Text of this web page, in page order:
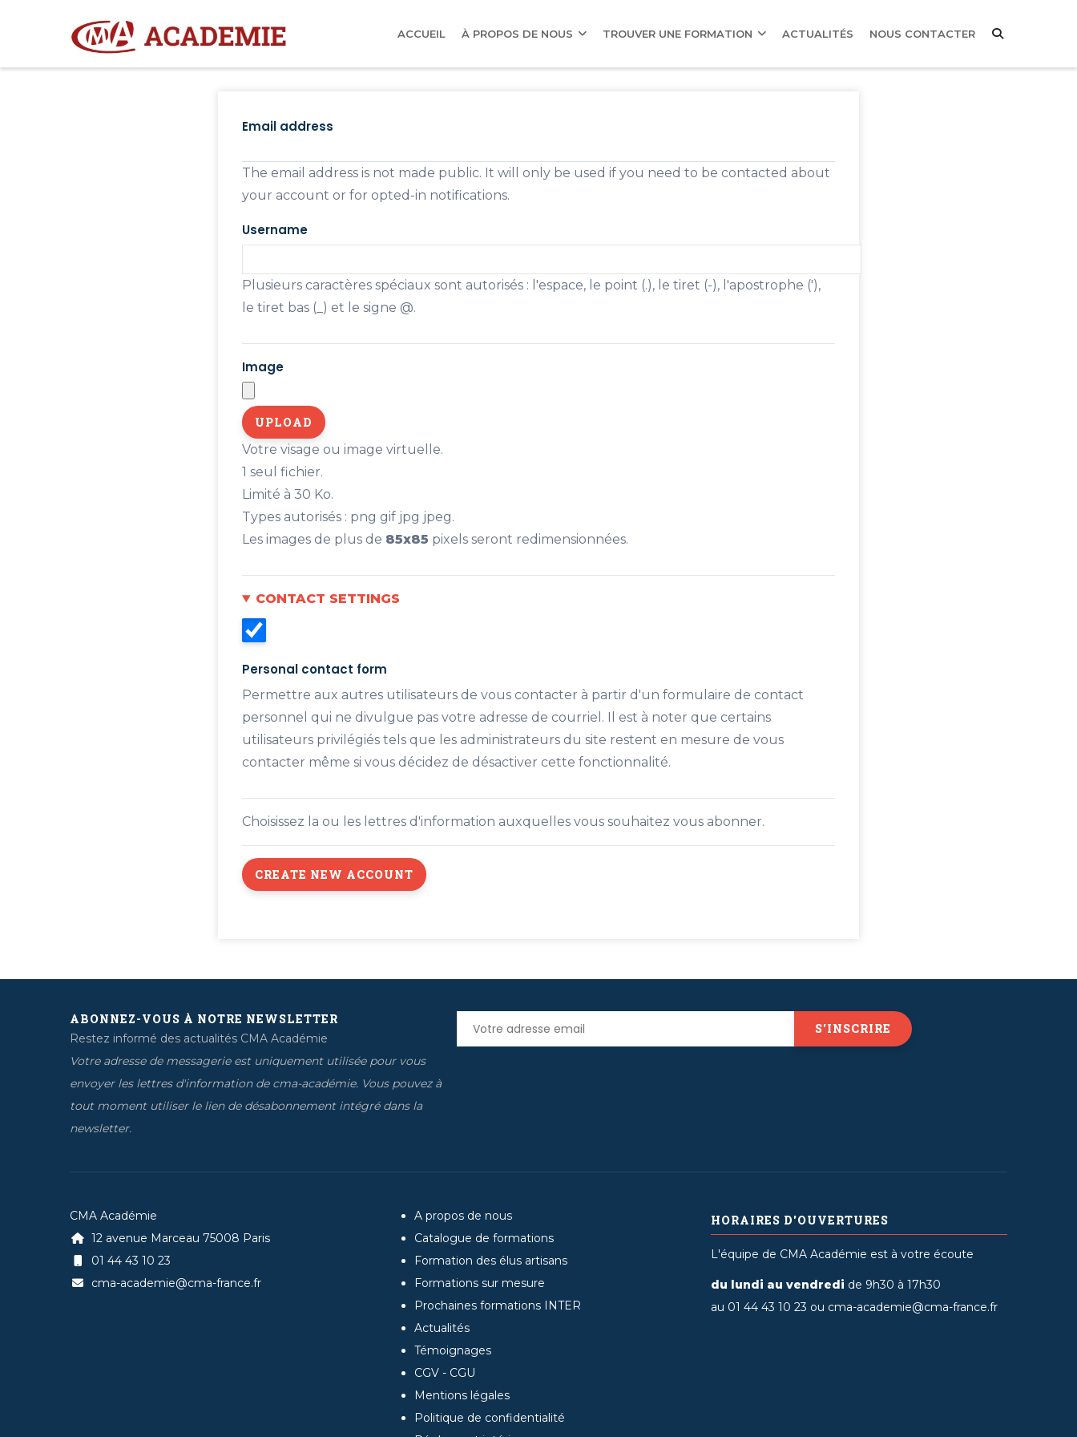
NAVIGATION
ACCUEIL À PROPOS DE NOUS TROUVER UNE FORMATION ACTUALITÉS NOUS CONTACTER
Email address
The email address is not made public. It will only be used if you need to be contacted about
your account or for opted-in notifications.
Username
Plusieurs caractères spéciaux sont autorisés : l'espace, le point (.), le tiret (-), l'apostrophe ('),
le tiret bas (_) et le signe @.
Image
Votre visage ou image virtuelle.
1 seul fichier.
Limité à 30 Ko.
Types autorisés : png gif jpg jpeg.
Les images de plus de 85x85 pixels seront redimensionnées.
CONTACT SETTINGS
Personal contact form
Permettre aux autres utilisateurs de vous contacter à partir d'un formulaire de contact
personnel qui ne divulgue pas votre adresse de courriel. Il est à noter que certains
utilisateurs privilégiés tels que les administrateurs du site restent en mesure de vous
contacter même si vous décidez de désactiver cette fonctionnalité.
Choisissez la ou les lettres d'information auxquelles vous souhaitez vous abonner.
ABONNEZ-VOUS À NOTRE NEWSLETTER
Restez informé des actualités CMA Académie
Votre adresse de messagerie est uniquement utilisée pour vous
envoyer les lettres d'information de cma-académie. Vous pouvez à
tout moment utiliser le lien de désabonnement intégré dans la
newsletter.
CMA Académie
12 avenue Marceau 75008 Paris
01 44 43 10 23
cma-academie@cma-france.fr
A propos de nous
Catalogue de formations
Formation des élus artisans
Formations sur mesure
Prochaines formations INTER
Actualités
Témoignages
CGV - CGU
Mentions légales
Politique de confidentialité
HORAIRES D'OUVERTURES
L'équipe de CMA Académie est à votre écoute
du lundi au vendredi de 9h30 à 17h30
au 01 44 43 10 23 ou cma-academie@cma-france.fr